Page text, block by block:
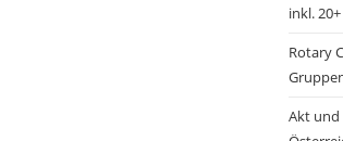
inkl.
Rotary
Akt und